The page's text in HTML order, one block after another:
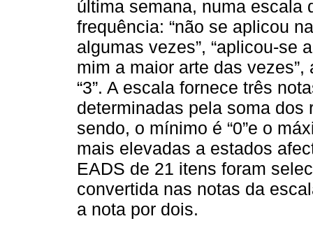
última semana, numa escala
frequência: “não se aplicou
algumas vezes”, “aplicou-se
mim a maior arte das vezes”,
“3”. A escala fornece três
determinadas pela soma
sendo, o mínimo é “0”e o
mais elevadas a estados
EADS de 21 itens foram
convertida nas notas da
a nota por dois.